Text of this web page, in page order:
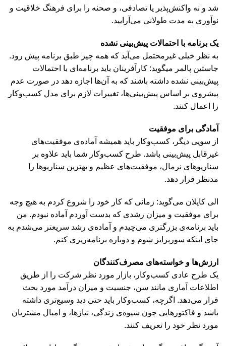
شد و نه واکنش‌پذیر یا تصادفی، و صحنه را برای فرهنگ خلاقیت و
نوآوری به مدت طولانی می‌آرایید.
یک برنامه با احتمالات پیش‌بینی نشده
به نظر خیلی غیرمحتمل می‌آید که همه چیز طبق برنامه پیش رود.
جاستین پالمر میگوید: کارآفرینان باید برنامه‌ای با احتمالات
پیش‌بینی نشده داشته باشند که به آن‌ها اجازه دهد در صورت عدم
پیشروی بر اساس پیش‌بینی‌ها، تغییرات لازم برای مدل کسب‌وکار
را اعمال کنند.
آمادگی برای موفقیت
از سویی دیگر، کسب‌وکار باید همیشه آماده‌ی موفقیت‌های
غیرقابل پیش‌بینی باشد. طرح کسب‌وکار شما باید علاوه بر
سناریوهای نرمال، موفقیت‌های عظیم و بهترین سناریوها را
مدنظر قرار دهد.
الی کاپلان می‌گوید: زمانی که کار خود را شروع کردم به هیچ وجه
برای موفقیت و میزان رشدی که بدست آوردم آماده نبودم. من
باید برنامه‌ی بزرگتری می‌چیدم و آماده‌ی رشد سریعتر می‌شدم به
جای اینکه سورپرایز شوم و دوباره برنامه‌ریزی کنم.
ارزش‌ها و خواسته‌های مصرف‌کنندگان
یک طرح عادی کسب‌وکار، بازار مورد نظر شرکت را از طریق
اطلاعات آماری مانند سن، جنسیت و میزان درآمد مورد بحث
قرار می‌دهد. اگرچه، کسب‌وکار باید حتی دید وسیع‌تری داشته
باشد و فاکتورهایی چون شیوه‌ی زندگی، نیازها، و امیال مشتریان
مورد نظر خود را تعریف کنند.